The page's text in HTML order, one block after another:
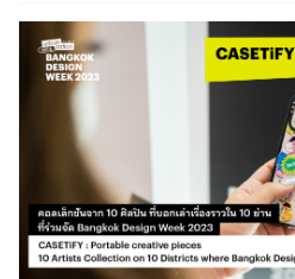
เจ้าบ้านสถานที่จัดงานบางแห่งอยู่ใ
ชุมชน จึงต้องระวังการส่งเสียงดังรบก
ไม่เดินขวางถนน และเคารพความเป็
เรียนรู้วัฒนธรรม​ที่หลากหลาย สังคม
ชาติ ศาสนา อายุ และเพศ งานนี้จึงเ
เปลี่ยนเรียนรู้ร่วมกัน และหากไปชม
ขอความร่วมมือให้แต่งกายสุภาพสัก
สถานที่ด้วยเทศกาลงานออกแบบกรุ
Design Week 2023) อาจมีการบัน
ศกาลฯ รวมถึงการเก็บข้อมูลการลง
บุคคลของท่าน สำหรับการเก็บรวบร
โอกาสทางธุรกิจ มีทั้งทีมวิจัย นักออ
ท้าให้ทุกคนทดสอบทุกความเป็นไปได้
ทั้งหลาย ก่อให้เกิดการต่อยอดประโ
ต่อสิ่งแวดล้อมและสังคมไม่ได้สร้างส
ทำงานอย่างต่อเนื่องและให้เกิดการ
มือกันของนักสร้างสรรค์หลากหลาย
เครือข่ายนักพัฒนา ซึ่งเป็นองค์ประ
มิตรดีและคุณภาพชีวิตที่ดีขึ้นเกิดขึ้น
ดีต่อสิ่งแวดล้อมอย่างเดียว แต่เรายัง
พัฒนาให้เกิดเมืองที่ดีต่อชุมชน วัฒนธ
อีกด้วย MORE และเทศกาล
ต้องการแตกต่างกันออกไป แต่ทุกค
กันอย่างเป็นสุข ด้วยการเติมเต็มแ
เซ็นทรัลพัฒนาจึงเชื่อในพลังแห่งคว
ต่างๆ ที่นำเอาความสามารถและจุด
ในทิศทางที่ดีขึ้นและเติบโตไปด้วยกัน
ผ่านมาไม่ว่าจะเป็นการสร้างสรรค์
โรงแรม หรืออาคารสำนักงาน เซ็น
เน้นในเรื่องของการออกแบบที่สาม
ยังมีความคาดหวังให้การออกแบบใน
ที่คำนึงถึงคนทุกกลุ่มมากขึ้น ไม่ว่าจ
พิการ เพื่อช่วยลดอุปสรรคในการใช้
ได้ร่วมสร้างสรรค์นิทรรศการ
ยูน-ปัญพัท เตชเมธากุล ศิลปินไทยชื่อ
การพลิกโฉม “ตรากิเลน”ในรอบ
เฉพาะของตรากิเลนที่สืบทอดมานาน
ที่ผสมผสานระหว่างความเป็นไทยแล
เซียงกง คาเฟ่ร่วมสมัยย่านตลาดน้อ
สีแดงทรงพลัง นำสัญลักษณ์สำคัญอ
พรรณไม้นานาชนิด มาอวดโฉมให้ทุก
ปรับภาพลักษณ์ ตรากิเลน ทั้งแบรนด์
โฉมโลโก้ใหม่เป็นครั้งแรก และมีการ
กิเลนทั้งหมด 5 ผลิตภัณฑ์ ไม่ว่าจะเ